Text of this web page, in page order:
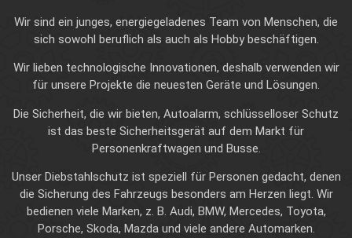
Wir sind ein junges, energiegeladenes Team von Menschen, die
sich sowohl beruflich als auch als Hobby beschäftigen.
Wir lieben technologische Innovationen, deshalb verwenden wir
für unsere Projekte die neuesten Geräte und Lösungen.
Die Sicherheit, die wir bieten, Autoalarm, schlüsselloser Schutz
ist das beste Sicherheitsgerät auf dem Markt für
Personenkraftwagen und Busse.
Unser Diebstahlschutz ist speziell für Personen gedacht, denen
die Sicherung des Fahrzeugs besonders am Herzen liegt. Wir
bedienen viele Marken, z. B. Audi, BMW, Mercedes, Toyota,
Porsche, Skoda, Mazda und viele andere Automarken.